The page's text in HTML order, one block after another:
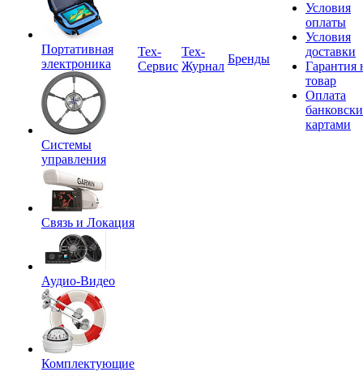
Портативная
электроника
Системы
управления
Связь и Локация
Аудио-Видео
Комплектующие
Tex-
Сервис
Тех-
Журнал
Бренды
Условия
оплаты
Условия
доставки
Гарантия
товар
Оплата
картами